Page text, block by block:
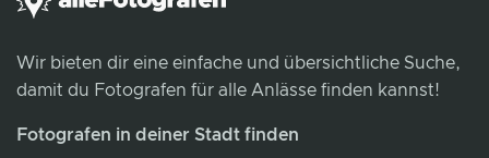
Wir bieten dir eine einfache und übersichtliche Suche,
damit du Fotografen für alle Anlässe finden kannst!
Fotografen in deiner Stadt finden